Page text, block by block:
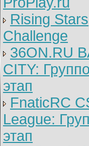
Rising Stars
Challenge
36ON.RU
CITY:
этап
FnaticRC
League:
этап